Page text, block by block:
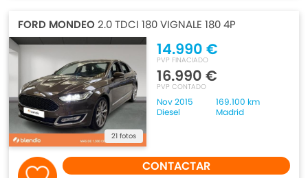
FORD MONDEO2.0 TDCI 180 VIGNALE 180 4P
21 fotos
14.990 €
PVP FINACIADO
16.990 €
PVP CONTADO
Nov 2015
169.100 km
Diesel
Madrid
CONTACTAR